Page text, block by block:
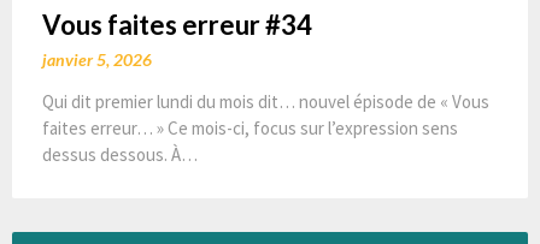
Vous faites erreur #34
janvier 5, 2026
Qui dit premier lundi du mois dit… nouvel épisode de « Vous
faites erreur… » Ce mois-ci, focus sur l’expression sens
dessus dessous. À…